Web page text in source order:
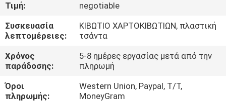
ΜΑΣ
ΕΛΆΤΕ
ΣΕ
ΕΠΑΦΉ
ΜΕ
Τιμή:
negotiable
Συσκευασία
λεπτομέρειες:
ΚΙΒΩΤΙΟ ΧΑΡΤΟΚΙΒΩΤΙΩΝ, πλαστική
τσάντα
Χρόνος
παράδοσης:
5-8 ημέρες εργασίας μετά από την
πληρωμή
Όροι
πληρωμής:
Western Union, Paypal, T/T,
MoneyGram